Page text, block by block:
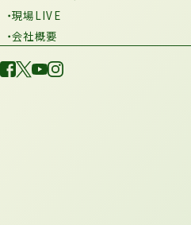
・現場LIVE
・会社概要